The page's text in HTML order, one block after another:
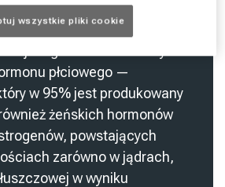
wystąpienia BPH,
płciowego —
w 95% jest produkowany
żeńskich hormonów
powstających
zarówno w jądrach,
w wyniku
wszystkie pliki cookie